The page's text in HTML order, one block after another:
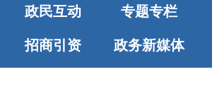
政民互动 专题专栏
招商引资 政务新媒体